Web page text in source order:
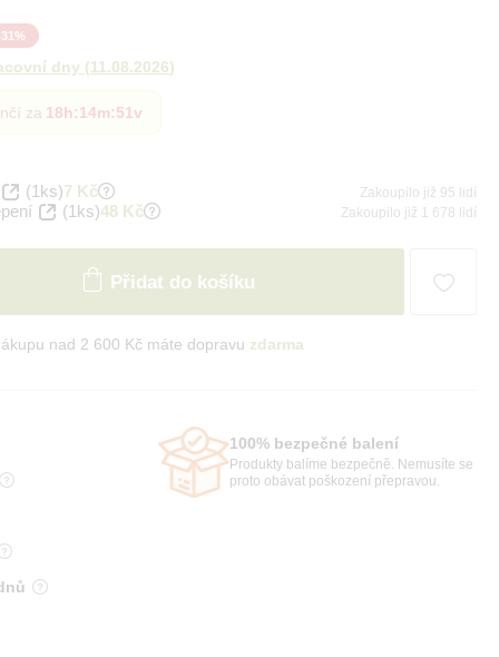
31%
dny (11.08.2026)
za 18h:14m:49v
(1ks)7 Kč Zakoupilo již 95 lidí
(1ks)48 Kč Zakoupilo již 1 678 lidí
Přidat do košíku
nad 2 600 Kč máte dopravu zdarma
100% bezpečné balení
Produkty balíme bezpečně. Nemusíte se
proto obávat poškození přepravou.